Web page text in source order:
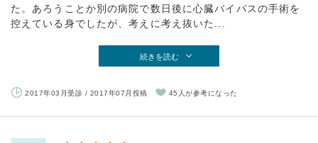
た。あろうことか別の病院で数日後に心臓バイパスの手術を
控えている身でしたが、考えに考え抜いた...
続きを読む
2017年03月受診 / 2017年07月投稿 45人が参考になった